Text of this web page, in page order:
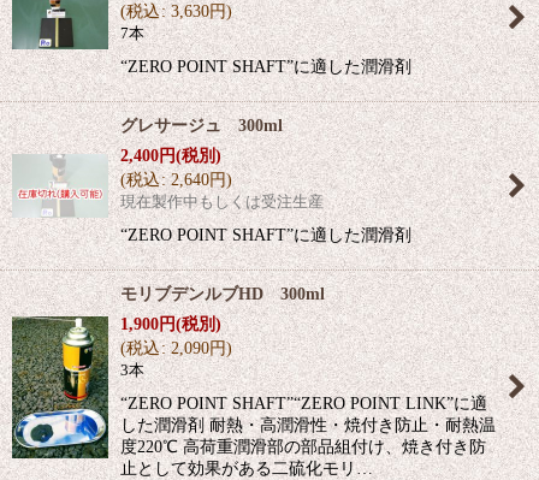
(税込: 3,630円)
7本
“ZERO POINT SHAFT”に適した潤滑剤
グレサージュ 300ml
2,400円(税別)
(税込: 2,640円)
現在製作中もしくは受注生産
“ZERO POINT SHAFT”に適した潤滑剤
モリブデンルブHD 300ml
1,900円(税別)
(税込: 2,090円)
3本
“ZERO POINT SHAFT”“ZERO POINT LINK”に適
した潤滑剤 耐熱・高潤滑性・焼付き防止・耐熱温
度220℃ 高荷重潤滑部の部品組付け、焼き付き防
止として効果がある二硫化モリ…